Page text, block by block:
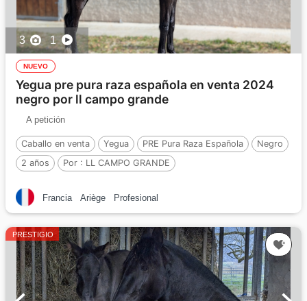
3 1
NUEVO
Yegua pre pura raza española en venta 2024
negro por ll campo grande
A petición
Caballo en venta Yegua PRE Pura Raza Española
Negro
2 años
Por : LL CAMPO GRANDE
Francia Ariège Profesional
PRESTIGIO